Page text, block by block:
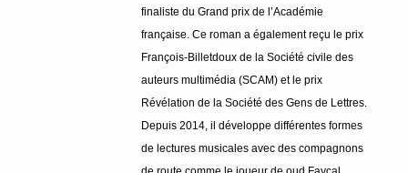
finaliste du Grand prix de l’Académie
française. Ce roman a également reçu le prix
François-Billetdoux de la Société civile des
auteurs multimédia (SCAM) et le prix
Révélation de la Société des Gens de Lettres.
Depuis 2014, il développe différentes formes
de lectures musicales avec des compagnons